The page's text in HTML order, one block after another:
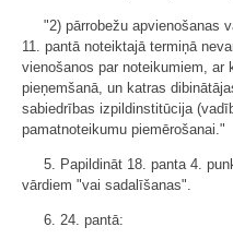
"2) pārrobežu apvienošanas
11. pantā noteiktajā termiņā
vienošanos par noteikumiem, ar
pieņemšanā, un katras
sabiedrības izpildinstitūcija
pamatnoteikumu piemērošanai."
5. Papildināt 18. panta 4.
vārdiem "vai sadalīšanas".
6. 24. pantā: